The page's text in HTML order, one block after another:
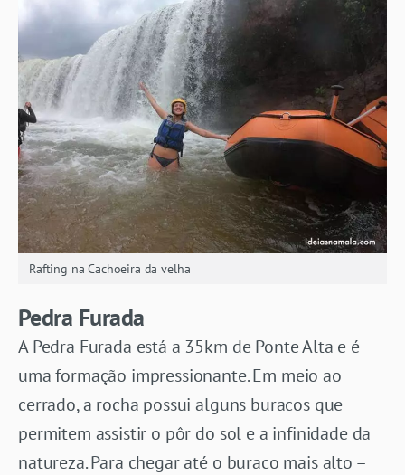
Rafting na Cachoeira da velha
Pedra Furada
A Pedra Furada está a 35km de Ponte Alta e é
uma formação impressionante. Em meio ao
cerrado, a rocha possui alguns buracos que
permitem assistir o pôr do sol e a infinidade da
natureza. Para chegar até o buraco mais alto –